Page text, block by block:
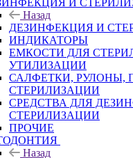
И
Назад
ДЕЗИНФЕКЦИЯ И
ИНДИКАТОРЫ
ЕМКОСТИ ДЛЯ
УТИЛИЗАЦИИ
САЛФЕТКИ, РУЛОНЫ,
СТЕРИЛИЗАЦИИ
СРЕДСТВА ДЛЯ
СТЕРИЛИЗАЦИИ
ПРОЧИЕ
Назад